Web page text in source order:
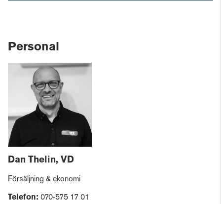
Personal
Dan Thelin, VD
Försäljning & ekonomi
Telefon: 070-575 17 01